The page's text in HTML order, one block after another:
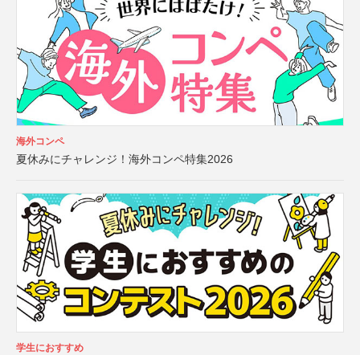
海外コンペ
夏休みにチャレンジ！海外コンペ特集2026
学生におすすめ